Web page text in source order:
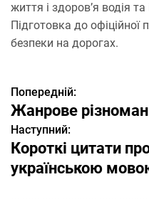
життя і здоров’я водія
Підготовка до
безпеки на дорогах.
Н
а
в
Попередній:
Жанрове
Наступний:
Короткі цитати
українською